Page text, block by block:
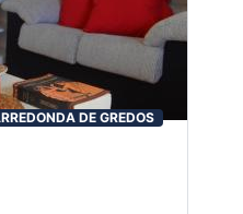
DE GREDOS